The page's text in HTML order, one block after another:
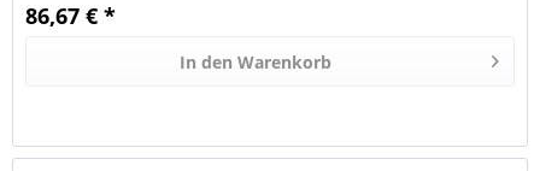
86,67 € *
In den Warenkorb